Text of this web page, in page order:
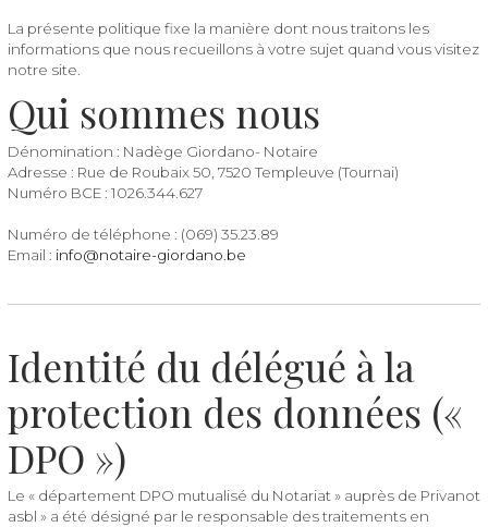
La présente politique fixe la manière dont nous traitons les
informations que nous recueillons à votre sujet quand vous visitez
notre site.
Qui sommes nous
Dénomination : Nadège Giordano- Notaire
Adresse : Rue de Roubaix 50, 7520 Templeuve (Tournai)
Numéro BCE : 1026.344.627
Numéro de téléphone : (069) 35.23.89
Email : info@notaire-giordano.be
Identité du délégué à la
protection des données («
DPO »)
Le « département DPO mutualisé du Notariat » auprès de Privanot
asbl » a été désigné par le responsable des traitements en